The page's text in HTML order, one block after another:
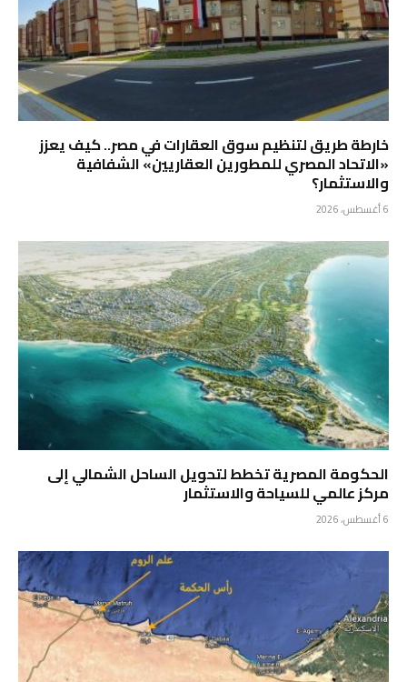
خارطة طريق لتنظيم سوق العقارات في مصر.. كيف يعزز
«الاتحاد المصري للمطورين العقاريين» الشفافية
والاستثمار؟
6 أغسطس، 2026
الحكومة المصرية تخطط لتحويل الساحل الشمالي إلى
مركز عالمي للسياحة والاستثمار
6 أغسطس، 2026